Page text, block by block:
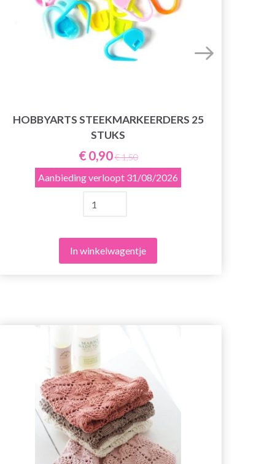
HOBBYARTS STEEKMARKEERDERS 25
STUKS
€ 0,90€ 1,50
Aanbieding verloopt 31/08/2026
In winkelwagentje